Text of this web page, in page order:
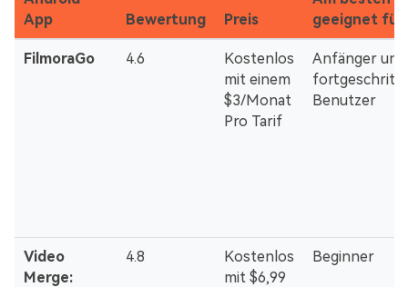
App
Bewertung Preis
geeignet für
FilmoraGo 4.6
Kostenlos
mit einem
$3/Monat
Pro Tarif
Anfänger und
Benutzer
Video
Merge:
4.8
Kostenlos
mit $6,99
Beginner